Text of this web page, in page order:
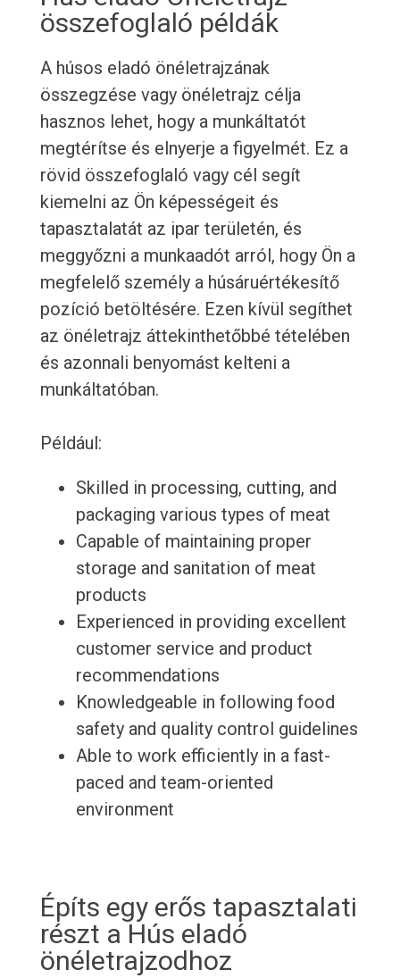
összefoglaló példák
A húsos eladó önéletrajzának
összegzése vagy önéletrajz célja
hasznos lehet, hogy a munkáltatót
megtérítse és elnyerje a figyelmét. Ez a
rövid összefoglaló vagy cél segít
kiemelni az Ön képességeit és
tapasztalatát az ipar területén, és
meggyőzni a munkaadót arról, hogy Ön a
megfelelő személy a húsáruértékesítő
pozíció betöltésére. Ezen kívül segíthet
az önéletrajz áttekinthetőbbé tételében
és azonnali benyomást kelteni a
munkáltatóban.
Például:
Skilled in processing, cutting, and
packaging various types of meat
Capable of maintaining proper
storage and sanitation of meat
products
Experienced in providing excellent
customer service and product
recommendations
Knowledgeable in following food
safety and quality control guidelines
Able to work efficiently in a fast-
paced and team-oriented
environment
Építs egy erős tapasztalati
részt a Hús eladó
önéletrajzodhoz